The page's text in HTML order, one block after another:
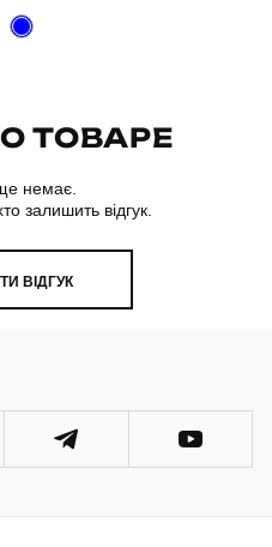
ТОВАРЕ
ще немає.
залишить відгук.
ВІДГУК